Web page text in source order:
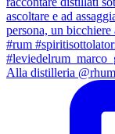
Alla distilleria